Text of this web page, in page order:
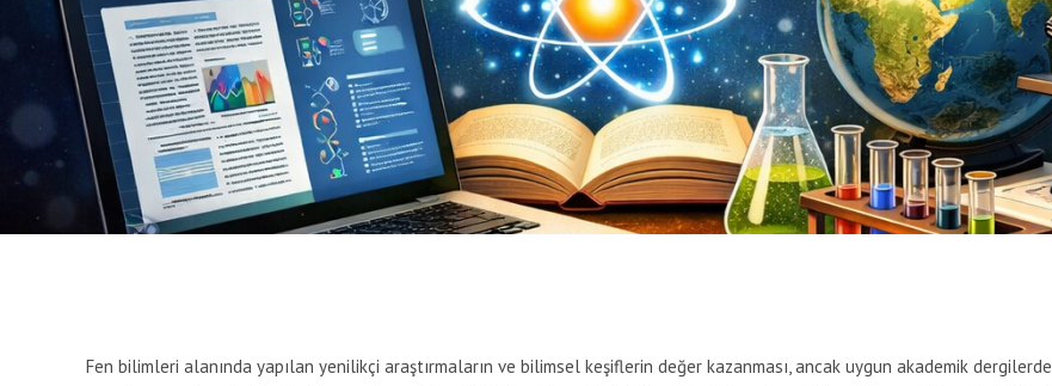
Fen bilimleri alanında yapılan yenilikçi araştırmaların ve bilimsel keşiflerin değer kazanması, ancak uygun akademik dergilerde